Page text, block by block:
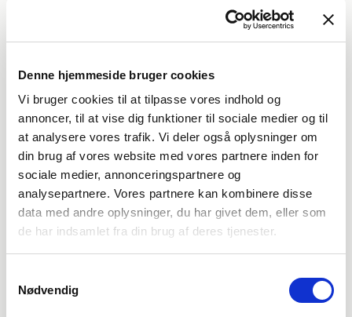
Denne hjemmeside bruger cookies
Vi bruger cookies til at tilpasse vores indhold og
annoncer, til at vise dig funktioner til sociale medier og til
at analysere vores trafik. Vi deler også oplysninger om
din brug af vores website med vores partnere inden for
sociale medier, annonceringspartnere og
analysepartnere. Vores partnere kan kombinere disse
data med andre oplysninger, du har givet dem, eller som
de har indsamlet fra din brug af deres tjenester.
Nødvendig
$)
Hungary
(EUR €)
Iceland
(USD $)
India (USD
$)
Indonesia
(USD $)
Iraq (USD